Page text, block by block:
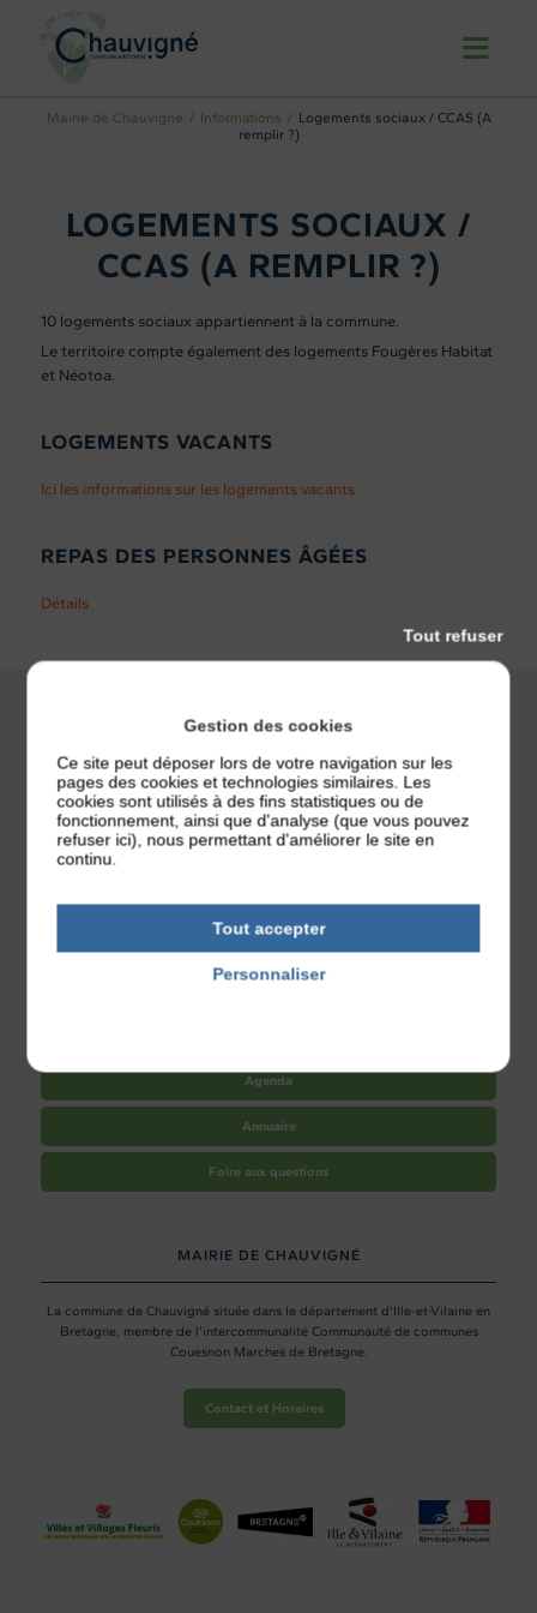
Mairie de Chauvigné Informations
Logements sociaux / CCAS (A
remplir ?)
LOGEMENTS SOCIAUX /
CCAS (A REMPLIR ?)
10 logements sociaux appartiennent à la commune.
Le territoire compte également des logements Fougères Habitat
et Néotoa.
LOGEMENTS VACANTS
Ici les informations sur les logements vacants
REPAS DES PERSONNES ÂGÉES
Détails
PLAN DU SITE
Agenda
Annuaire
Foire aux questions
MAIRIE DE CHAUVIGNÉ
La commune de Chauvigné située dans le département d'Ille-et-Vilaine en
Bretagne, membre de l'intercommunalité Communauté de communes
Couesnon Marches de Bretagne.
Contact et Horaires
Gestion des cookies
Ce site peut déposer lors de votre navigation sur les
pages des cookies et technologies similaires. Les
cookies sont utilisés à des fins statistiques ou de
fonctionnement, ainsi que d'analyse (que vous pouvez
refuser ici), nous permettant d'améliorer le site en
continu.
Tout accepter
Tout refuser
Personnaliser